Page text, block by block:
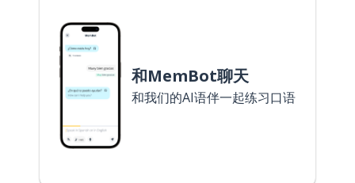
和MemBot聊天
和我们的AI语伴一起练习口语